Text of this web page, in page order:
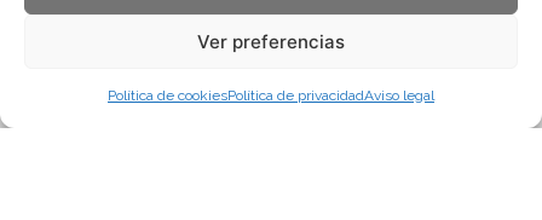
Ver preferencias
Política de cookiesPolítica de privacidadAviso legal